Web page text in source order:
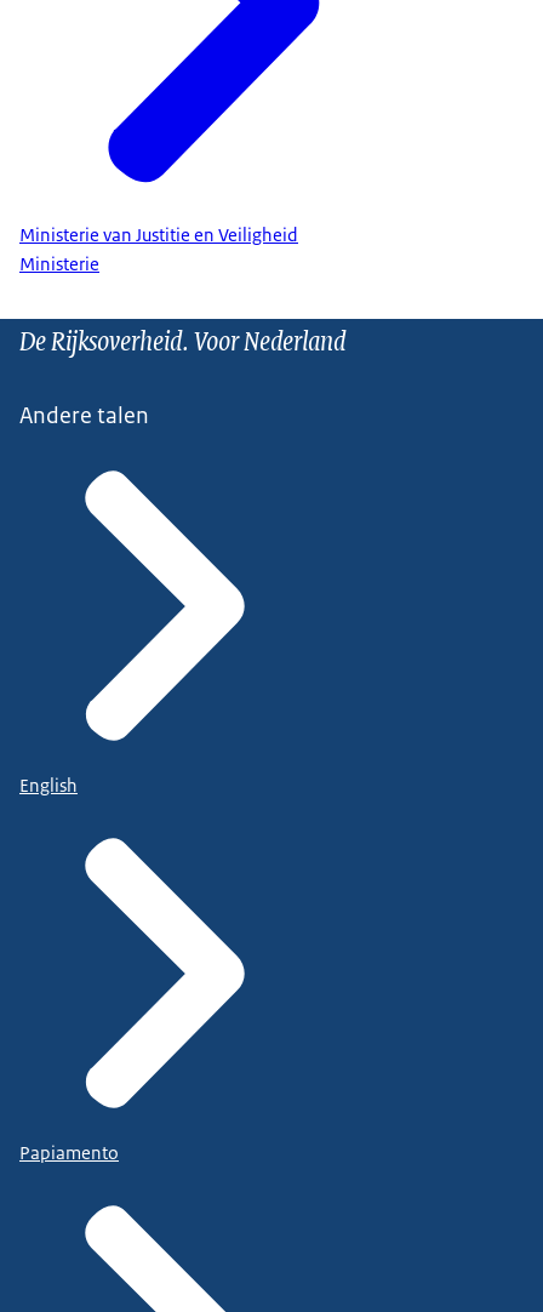
Ministerie van Justitie en Veiligheid
Ministerie
De Rijksoverheid. Voor Nederland
Andere talen
English
Papiamento